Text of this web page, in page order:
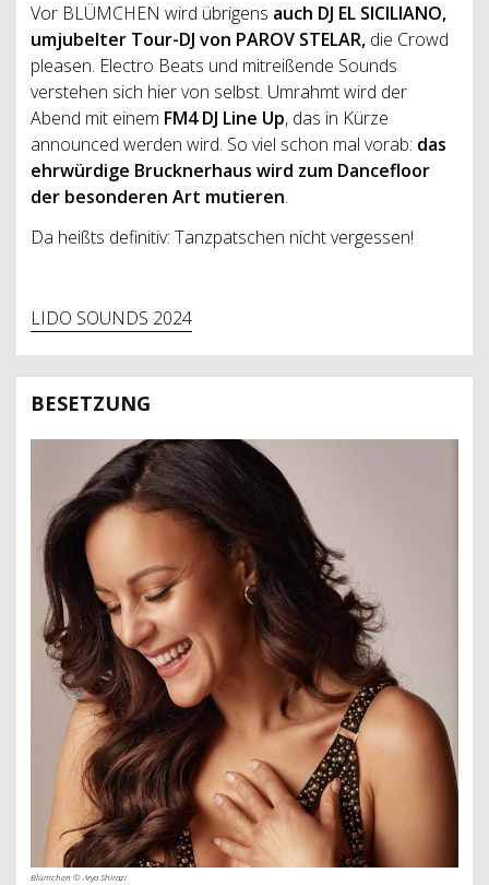
Vor BLÜMCHEN wird übrigens auch DJ EL SICILIANO,
umjubelter Tour-DJ von PAROV STELAR, die Crowd
pleasen. Electro Beats und mitreißende Sounds
verstehen sich hier von selbst. Umrahmt wird der
Abend mit einem FM4 DJ Line Up, das in Kürze
announced werden wird. So viel schon mal vorab: das
ehrwürdige Brucknerhaus wird zum Dancefloor
der besonderen Art mutieren.
Da heißts definitiv: Tanzpatschen nicht vergessen!
LIDO SOUNDS 2024
BESETZUNG
Blümchen © Arya Shirazi